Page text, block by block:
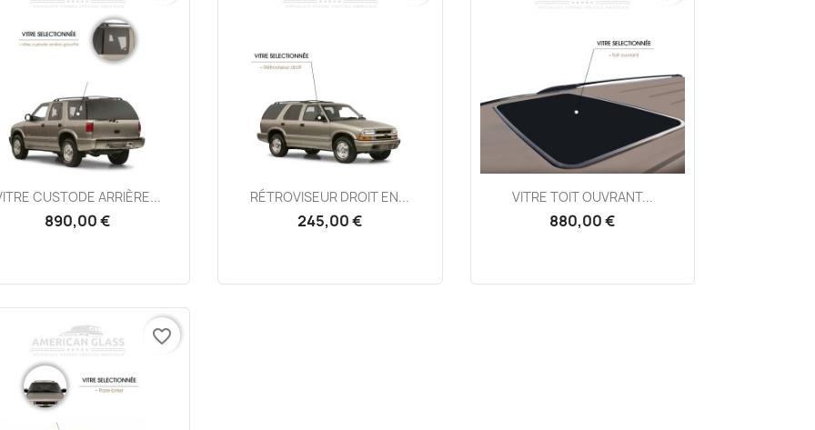
Aperçu rapide
CUSTODE ARRIÈRE...
890,00 €
Aperçu rapide
RÉTROVISEUR DROIT EN...
245,00 €
Aperçu rapide
VITRE TOIT OUVRANT...
880,00 €
favorite_border